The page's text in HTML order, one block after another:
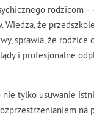
rodzicom
Wiedza, że
sprawia, że
i profesjonalne
nie tylko usuwanie
na